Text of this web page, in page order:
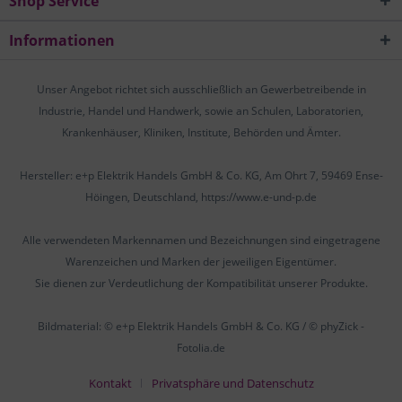
Informationen
Unser Angebot richtet sich ausschließlich an Gewerbetreibende in
Industrie, Handel und Handwerk, sowie an Schulen, Laboratorien,
Krankenhäuser, Kliniken, Institute, Behörden und Ämter.
Hersteller: e+p Elektrik Handels GmbH & Co. KG, Am Ohrt 7, 59469 Ense-
Höingen, Deutschland, https://www.e-und-p.de
Alle verwendeten Markennamen und Bezeichnungen sind eingetragene
Warenzeichen und Marken der jeweiligen Eigentümer.
Sie dienen zur Verdeutlichung der Kompatibilität unserer Produkte.
Bildmaterial: © e+p Elektrik Handels GmbH & Co. KG / © phyZick -
Fotolia.de
Kontakt
Privatsphäre und Datenschutz